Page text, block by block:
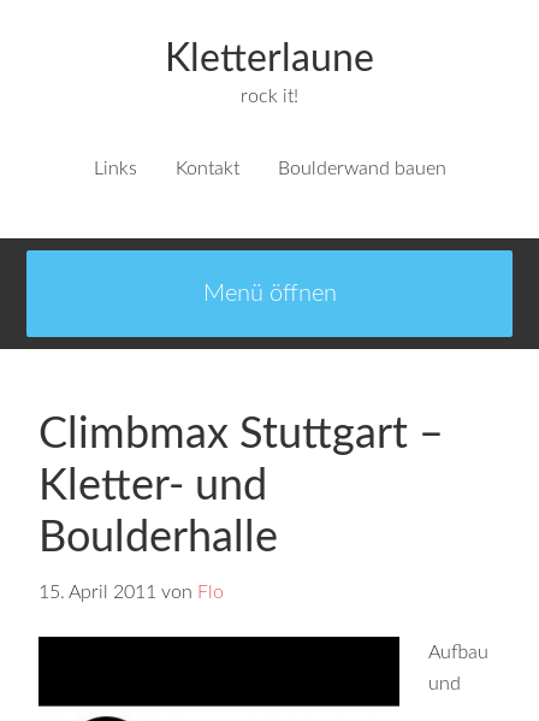
Kletterlaune
rock it!
Links Kontakt Boulderwand bauen
Climbmax Stuttgart –
Kletter- und
Boulderhalle
15. April 2011 von Flo
Aufbau
und